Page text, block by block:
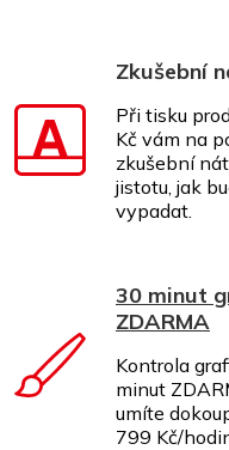
Zkušební
Při tisku
Kč vám na
zkušební
jistotu, jak
vypadat.
30 minut
ZDARMA
Kontrola
minut
umíte
799 Kč/